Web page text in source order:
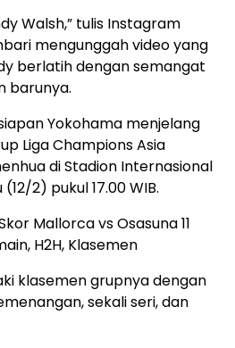
Walsh,” tulis Instagram
mengunggah video yang
berlatih dengan semangat
barunya.
Yokohama menjelang
Liga Champions Asia
di Stadion Internasional
2) pukul 17.00 WIB.
Mallorca vs Osasuna 11
H2H, Klasemen
klasemen grupnya dengan
sekali seri, dan